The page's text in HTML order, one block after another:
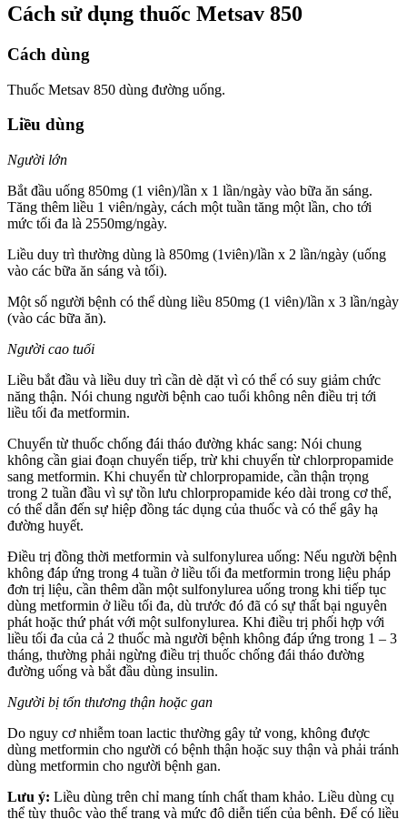
Cách sử dụng thuốc Metsav 850
Cách dùng
Thuốc Metsav 850 dùng đường uống.
Liều dùng
Người lớn
Bắt đầu uống 850mg (1 viên)/lần x 1 lần/ngày vào bữa ăn sáng.
Tăng thêm liều 1 viên/ngày, cách một tuần tăng một lần, cho tới
mức tối đa là 2550mg/ngày.
Liều duy trì thường dùng là 850mg (1viên)/lần x 2 lần/ngày (uống
vào các bữa ăn sáng và tối).
Một số người bệnh có thể dùng liều 850mg (1 viên)/lần x 3 lần/ngày
(vào các bữa ăn).
Người cao tuổi
Liều bắt đầu và liều duy trì cần dè dặt vì có thể có suy giảm chức
năng thận. Nói chung người bệnh cao tuổi không nên điều trị tới
liều tối đa metformin.
Chuyển từ thuốc chống đái tháo đường khác sang: Nói chung
không cần giai đoạn chuyển tiếp, trừ khi chuyển từ chlorpropamide
sang metformin. Khi chuyển từ chlorpropamide, cần thận trọng
trong 2 tuần đầu vì sự tồn lưu chlorpropamide kéo dài trong cơ thể,
có thể dẫn đến sự hiệp đồng tác dụng của thuốc và có thể gây hạ
đường huyết.
Điều trị đồng thời metformin và sulfonylurea uống: Nếu người bệnh
không đáp ứng trong 4 tuần ở liều tối đa metformin trong liệu pháp
đơn trị liệu, cần thêm dần một sulfonylurea uống trong khi tiếp tục
dùng metformin ở liều tối đa, dù trước đó đã có sự thất bại nguyên
phát hoặc thứ phát với một sulfonylurea. Khi điều trị phối hợp với
liều tối đa của cả 2 thuốc mà người bệnh không đáp ứng trong 1 – 3
tháng, thường phải ngừng điều trị thuốc chống đái tháo đường
đường uống và bắt đầu dùng insulin.
Người bị tổn thương thận hoặc gan
Do nguy cơ nhiễm toan lactic thường gây tử vong, không được
dùng metformin cho người có bệnh thận hoặc suy thận và phải tránh
dùng metformin cho người bệnh gan.
Lưu ý: Liều dùng trên chỉ mang tính chất tham khảo. Liều dùng cụ
thể tùy thuộc vào thể trạng và mức độ diễn tiến của bệnh. Để có liều